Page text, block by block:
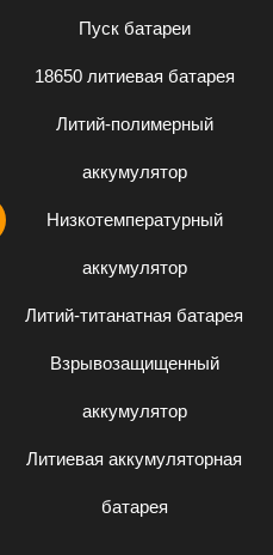
Пуск батареи
18650 литиевая батарея
Литий-полимерный
аккумулятор
Низкотемпературный
аккумулятор
Литий-титанатная батарея
Взрывозащищенный
аккумулятор
Литиевая аккумуляторная
батарея